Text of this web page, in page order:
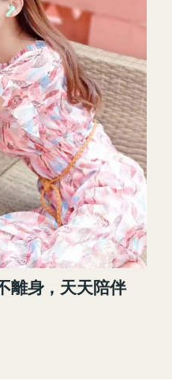
離身，天天陪伴